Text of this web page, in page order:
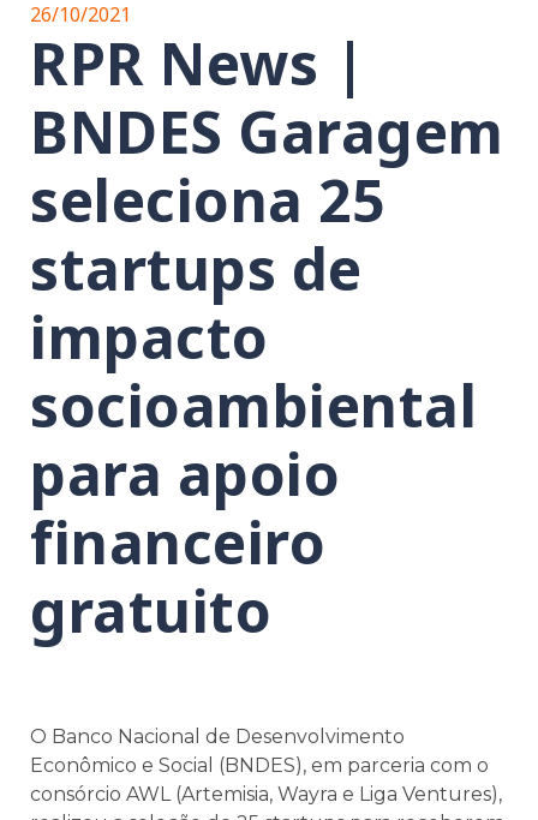
26/10/2021
RPR News |
BNDES Garagem
seleciona 25
startups de
impacto
socioambiental
para apoio
financeiro
gratuito
O Banco Nacional de Desenvolvimento
Econômico e Social (BNDES), em parceria com o
consórcio AWL (Artemisia, Wayra e Liga Ventures),